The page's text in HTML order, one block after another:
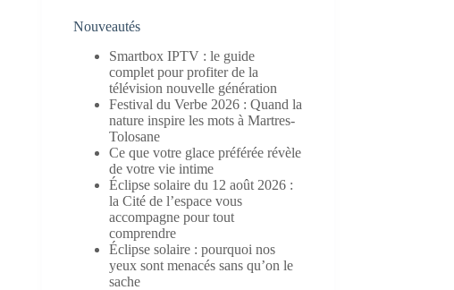
Nouveautés
Smartbox IPTV : le guide
complet pour profiter de la
télévision nouvelle génération
Festival du Verbe 2026 : Quand la
nature inspire les mots à Martres-
Tolosane
Ce que votre glace préférée révèle
de votre vie intime
Éclipse solaire du 12 août 2026 :
la Cité de l’espace vous
accompagne pour tout
comprendre
Éclipse solaire : pourquoi nos
yeux sont menacés sans qu’on le
sache